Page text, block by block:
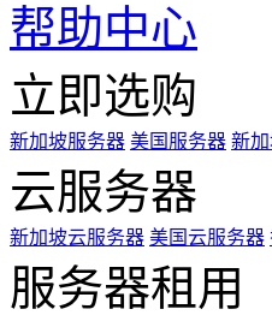
帮助中心
立即选购
新加坡服务器 美国服务器 新
云服务器
新加坡云服务器 美国云服务器
服务器租用